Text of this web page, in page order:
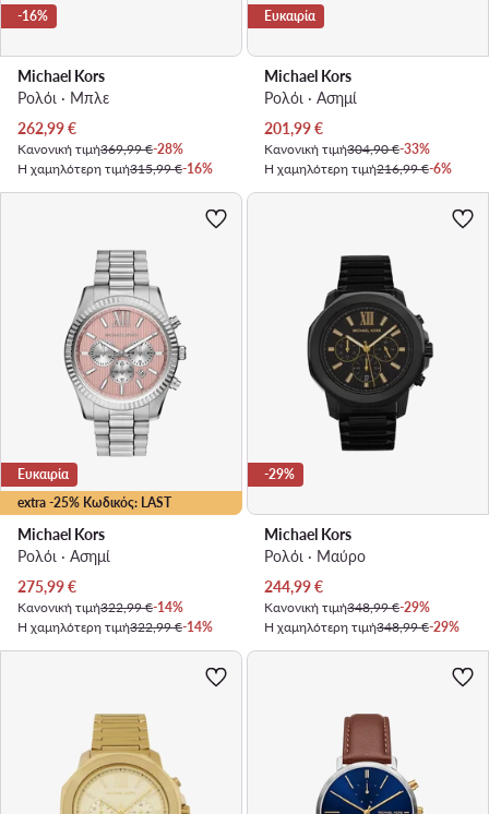
-16%
Michael Kors
Ρολόι · Μπλε
Τρέχουσα τιμή
262,99€
Κανονική τιμή369,99 €-28%
Η χαμηλότερη τιμή315,99 €-16%
Ευκαιρία
Michael Kors
Ρολόι · Ασημί
Τρέχουσα τιμή
201,99€
Κανονική τιμή304,90 €-33%
Η χαμηλότερη τιμή216,99 €-6%
extra -25% Κωδικός: LAST
Ευκαιρία
Michael Kors
Ρολόι · Ασημί
Τρέχουσα τιμή
275,99€
Κανονική τιμή322,99 €-14%
Η χαμηλότερη τιμή322,99 €-14%
-29%
Michael Kors
Ρολόι · Μαύρο
Τρέχουσα τιμή
244,99€
Κανονική τιμή348,99 €-29%
Η χαμηλότερη τιμή348,99 €-29%